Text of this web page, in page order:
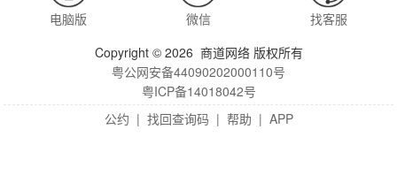
电脑版 微信
找客服
Copyright © 2026 商道网络 版权所有
粤公网安备44090202000110号
粤ICP备14018042号
公约 | 找回查询码 | 帮助 | APP